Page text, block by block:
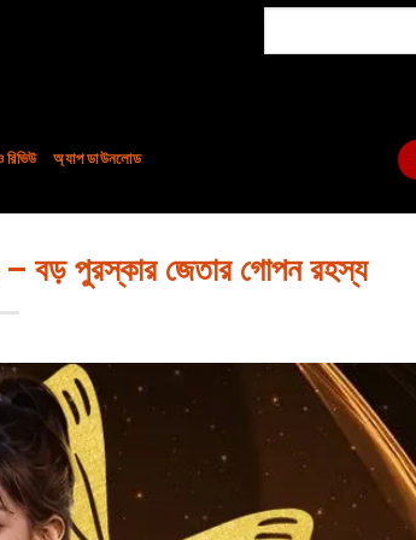
অ্যাপ ডাউনলোড
বড় পুরস্কার জেতার গোপন রহস্য